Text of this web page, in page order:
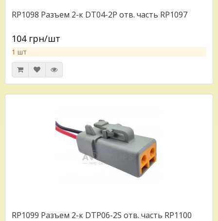
RP1098 Разъем 2-к DT04-2P отв. часть RP1097
104 грн/шт
1 шт
RP1099 Разъем 2-к DTP06-2S отв. часть RP1100